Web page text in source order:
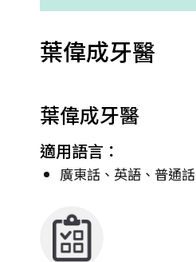
葉偉成牙醫
葉偉成牙醫
適用語言：
廣東話、英語、普通話